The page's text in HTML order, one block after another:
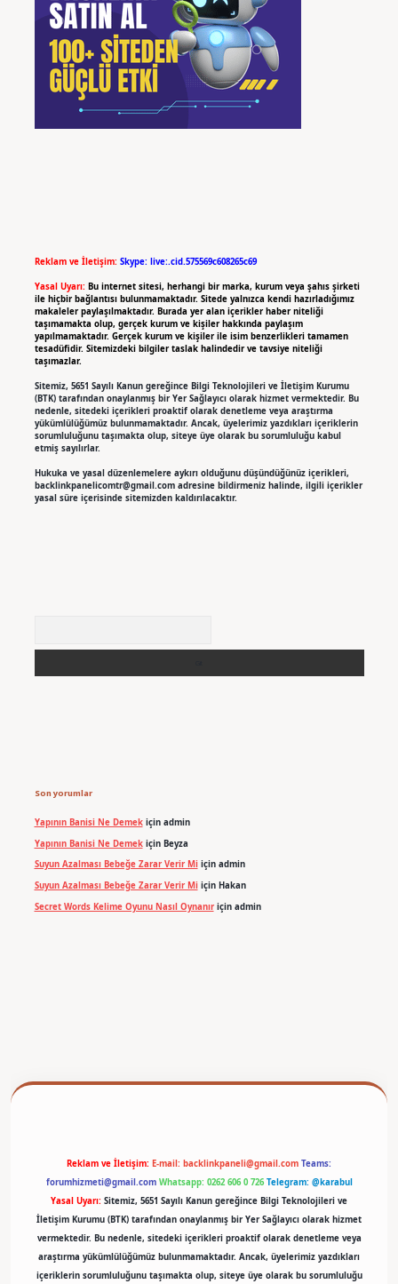
Reklam ve İletişim: Skype: live:.cid.575569c608265c69
Yasal Uyarı: Bu internet sitesi, herhangi bir marka, kurum veya şahıs şirketi
ile hiçbir bağlantısı bulunmamaktadır. Sitede yalnızca kendi hazırladığımız
makaleler paylaşılmaktadır. Burada yer alan içerikler haber niteliği
taşımamakta olup, gerçek kurum ve kişiler hakkında paylaşım
yapılmamaktadır. Gerçek kurum ve kişiler ile isim benzerlikleri tamamen
tesadüfidir. Sitemizdeki bilgiler taslak halindedir ve tavsiye niteliği
taşımazlar.
Sitemiz, 5651 Sayılı Kanun gereğince Bilgi Teknolojileri ve İletişim Kurumu
(BTK) tarafından onaylanmış bir Yer Sağlayıcı olarak hizmet vermektedir. Bu
nedenle, sitedeki içerikleri proaktif olarak denetleme veya araştırma
yükümlülüğümüz bulunmamaktadır. Ancak, üyelerimiz yazdıkları içeriklerin
sorumluluğunu taşımakta olup, siteye üye olarak bu sorumluluğu kabul
etmiş sayılırlar.
Hukuka ve yasal düzenlemelere aykırı olduğunu düşündüğünüz içerikleri,
backlinkpanelicomtr@gmail.comadresine bildirmeniz halinde, ilgili içerikler
yasal süre içerisinde sitemizden kaldırılacaktır.
Son yorumlar
Yapının Banisi Ne Demekiçin admin
Yapının Banisi Ne Demekiçin Beyza
Suyun Azalması Bebeğe Zarar Verir Miiçin admin
Suyun Azalması Bebeğe Zarar Verir Miiçin Hakan
Secret Words Kelime Oyunu Nasıl Oynanıriçin admin
Reklam ve İletişim: E-mail: backlinkpaneli@gmail.com Teams:
forumhizmeti@gmail.com Whatsapp: 0262 606 0 726 Telegram: @karabul
Yasal Uyarı: Sitemiz, 5651 Sayılı Kanun gereğince Bilgi Teknolojileri ve
İletişim Kurumu (BTK) tarafından onaylanmış bir Yer Sağlayıcı olarak hizmet
vermektedir. Bu nedenle, sitedeki içerikleri proaktif olarak denetleme veya
araştırma yükümlülüğümüz bulunmamaktadır. Ancak, üyelerimiz yazdıkları
içeriklerin sorumluluğunu taşımakta olup, siteye üye olarak bu sorumluluğu